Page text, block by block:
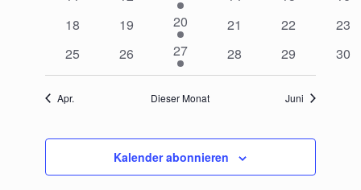
VeranstaltungenVeranstaltung
0
18
0
Veranstaltungen
19
1
Veranstaltung
20
0
21
0
22
0
23
0
Veranstaltungen
25
0
Veranstaltungen
26
1
Veranstaltung
27
0
Veranstaltungen
28
0
29
0
30
Apr. Dieser Monat Juni
Kalender abonnieren